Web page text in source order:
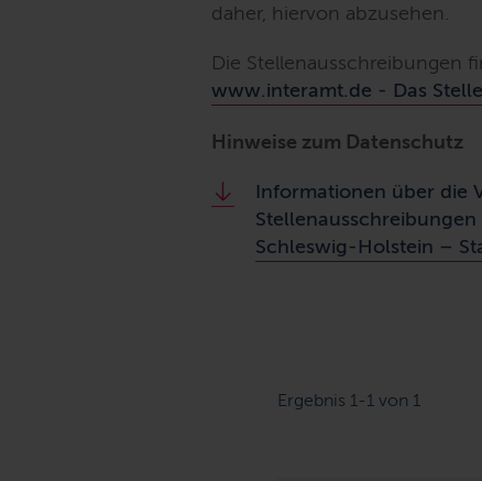
daher, hiervon abzusehen.
Die Stellenausschreibungen
www.interamt.de - Das
Hinweise zum Datenschutz
Informationen über die
Schleswig-Holstein –
Ergebnis 1-1 von 1